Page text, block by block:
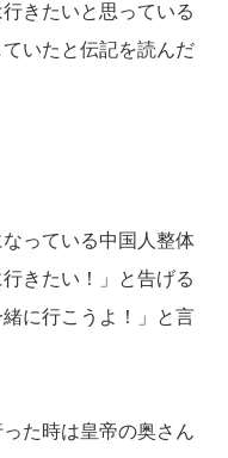
きたいと思っている
ていたと伝記を読んだ
っている中国人整体
きたい！」と告げる
に行こうよ！」と言
た時は皇帝の奥さん